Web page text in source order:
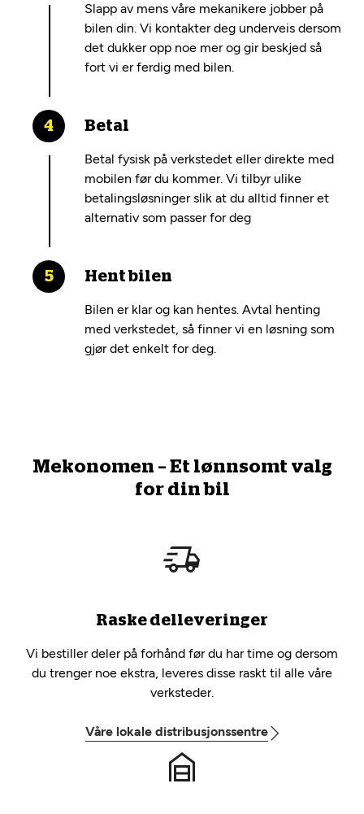
Slapp av mens våre mekanikere jobber på
bilen din. Vi kontakter deg underveis dersom
det dukker opp noe mer og gir beskjed så
fort vi er ferdig med bilen.
Betal
Betal fysisk på verkstedet eller direkte med
mobilen før du kommer. Vi tilbyr ulike
betalingsløsninger slik at du alltid finner et
alternativ som passer for deg
Hent bilen
Bilen er klar og kan hentes. Avtal henting
med verkstedet, så finner vi en løsning som
gjør det enkelt for deg.
Mekonomen – Et lønnsomt valg
for din bil
Raske delleveringer
Vi bestiller deler på forhånd før du har time og dersom
du trenger noe ekstra, leveres disse raskt til alle våre
verksteder.
Våre lokale distribusjonssentre